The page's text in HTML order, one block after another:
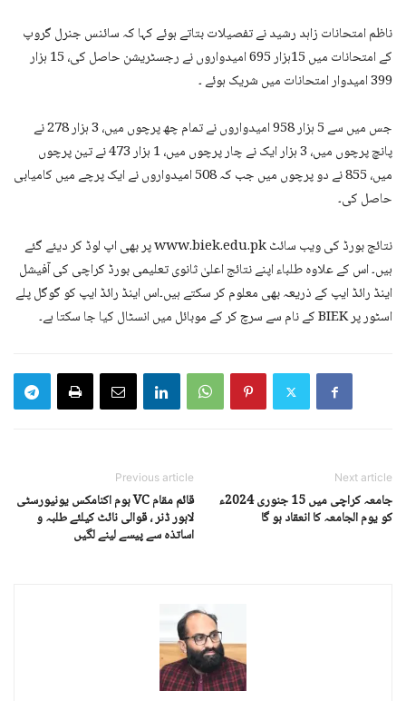
ناظم امتحانات زاہد رشید نے تفصیلات بتاتے ہوئے کہا کہ سائنس جنرل گروپ
کے امتحانات میں 15ہزار 695 امیدواروں نے رجسٹریشن حاصل کی، 15 ہزار
399 امیدوار امتحانات میں شریک ہوئے ۔
جس میں سے 5 ہزار 958 امیدواروں نے تمام چھ پرچوں میں، 3 ہزار 278 نے
پانچ پرچوں میں، 3 ہزار ایک نے چار پرچوں میں، 1 ہزار 473 نے تین پرچوں
میں، 855 نے دو پرچوں میں جب کہ 508 امیدواروں نے ایک پرچے میں کامیابی
حاصل کی۔
نتائج بورڈ کی ویب سائٹ www.biek.edu.pk پر بھی اپ لوڈ کر دیئے گئے
ہیں۔ اس کے علاوہ طلباء اپنے نتائج اعلیٰ ثانوی تعلیمی بورڈ کراچی کی آفیشل
اینڈ رائڈ ایپ کے ذریعہ بھی معلوم کر سکتے ہیں۔اس اینڈ رائڈ ایپ کو گوگل پلے
اسٹور پر BIEK کے نام سے سرچ کر کے موبائل میں انسٹال کیا جا سکتا ہے۔
Previous article
قائم مقام VC ہوم اکنامکس یونیورسٹی
لاہور ڈنر ، قوالی نائٹ کیلئے طلبہ و
اساتذہ سے پیسے لینے لگیں
Next article
جامعہ کراچی میں 15 جنوری 2024ء
کو یوم الجامعہ کا انعقاد ہو گا